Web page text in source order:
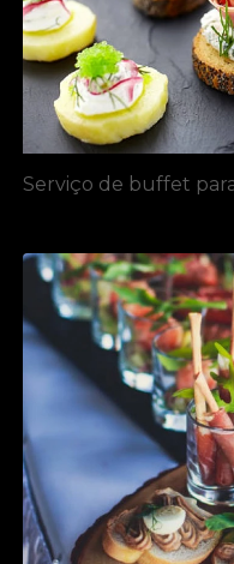
Serviço de buffet